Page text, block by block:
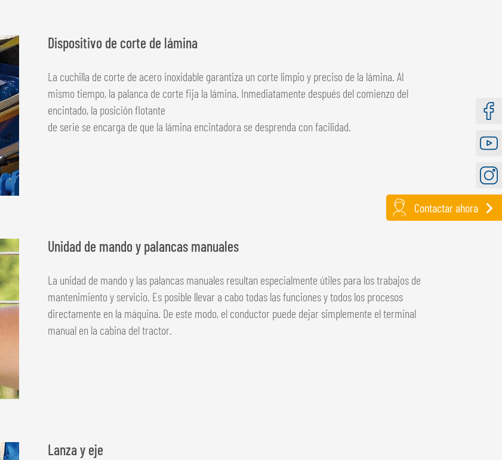
Dispositivo de corte de lámina
La cuchilla de corte de acero inoxidable garantiza un corte limpio y preciso de la lámina. Al
mismo tiempo, la palanca de corte fija la lámina. Inmediatamente después del comienzo del
encintado, la posición flotante
de serie se encarga de que la lámina encintadora se desprenda con facilidad.
Unidad de mando y palancas manuales
La unidad de mando y las palancas manuales resultan especialmente útiles para los trabajos de
mantenimiento y servicio. Es posible llevar a cabo todas las funciones y todos los procesos
directamente en la máquina. De este modo, el conductor puede dejar simplemente el terminal
manual en la cabina del tractor.
Lanza y eje
Contactar ahora